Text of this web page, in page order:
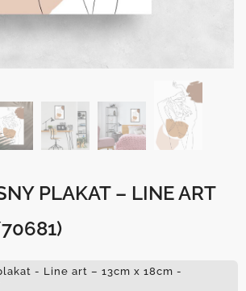
PLAKAT – LINE ART
- Line art – 13cm x 18cm -